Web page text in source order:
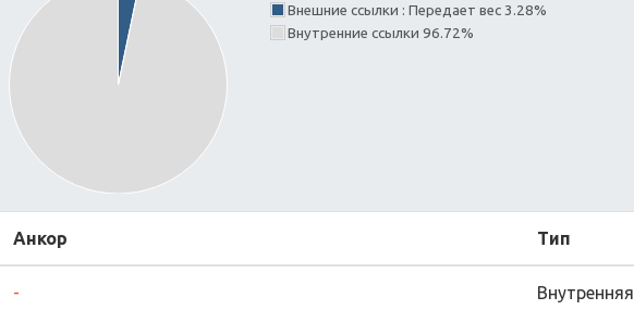
Внешние ссылки : Передает вес 3.28%
Внутренние ссылки 96.72%
Анкор Тип
- Внутренняя